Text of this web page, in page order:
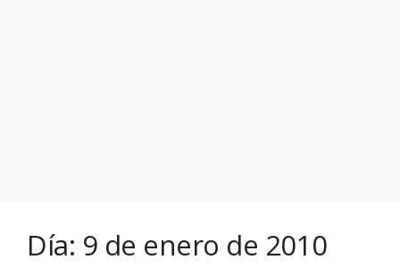
Día: 9 de enero de 2010